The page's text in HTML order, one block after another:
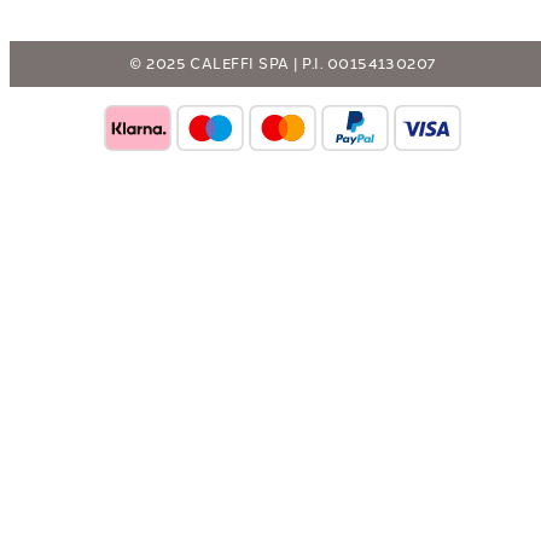
© 2025 CALEFFI SPA | P.I. 00154130207